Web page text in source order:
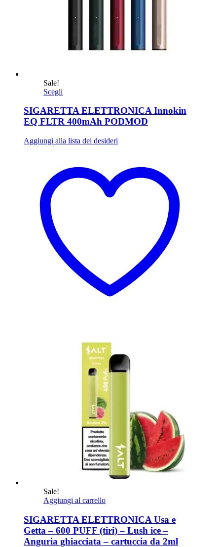
Sale!
Scegli
SIGARETTA ELETTRONICA Innokin
EQ FLTR 400mAh PODMOD
Aggiungi alla lista dei desideri
Sale!
Aggiungi al carrello
SIGARETTA ELETTRONICA Usa e
Getta – 600 PUFF (tiri) – Lush ice –
Anguria ghiacciata – cartuccia da 2ml